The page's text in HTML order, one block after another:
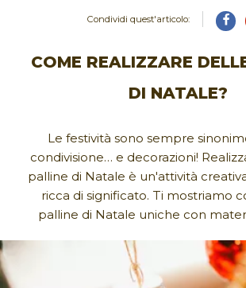
Condividi quest'articolo:
COME REALIZZARE
DI NATALE?
Le festività sono sempre
condivisione… e decorazioni!
palline di Natale è un'attività
ricca di significato. Ti mostriamo
palline di Natale uniche con